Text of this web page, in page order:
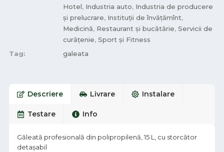
Hotel, Industria auto, Industria de producere
și prelucrare, Instituții de învățămînt,
Medicină, Restaurant și bucătărie, Servicii de
curățenie, Sport și Fitness
Tag:
galeata
Descriere Livrare Instalare
Testare Info
Găleată profesională din polipropilenă, 15 L, cu storcător
detașabil